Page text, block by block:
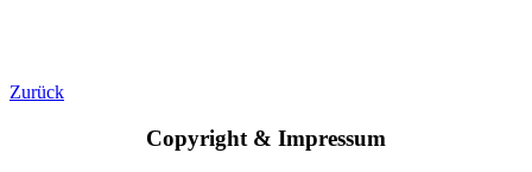
Zurück
Copyright & Impressum